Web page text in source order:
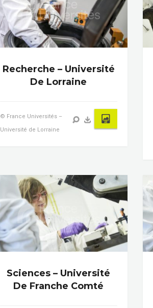
Recherche – Université
De Lorraine
© France Universités –
Université de Lorraine
Sciences – Université
De Franche Comté